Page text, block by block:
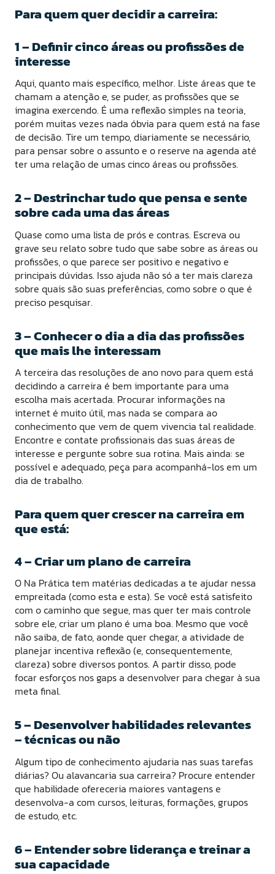
Para quem quer decidir a carreira:
1 – Definir cinco áreas ou profissões de
interesse
Aqui, quanto mais específico, melhor. Liste áreas que te
chamam a atenção e, se puder, as profissões que se
imagina exercendo. É uma reflexão simples na teoria,
porém muitas vezes nada óbvia para quem está na fase
de decisão. Tire um tempo, diariamente se necessário,
para pensar sobre o assunto e o reserve na agenda até
ter uma relação de umas cinco áreas ou profissões.
2 – Destrinchar tudo que pensa e sente
sobre cada uma das áreas
Quase como uma lista de prós e contras. Escreva ou
grave seu relato sobre tudo que sabe sobre as áreas ou
profissões, o que parece ser positivo e negativo e
principais dúvidas. Isso ajuda não só a ter mais clareza
sobre quais são suas preferências, como sobre o que é
preciso pesquisar.
3 – Conhecer o dia a dia das profissões
que mais lhe interessam
A terceira das resoluções de ano novo para quem está
decidindo a carreira é bem importante para uma
escolha mais acertada. Procurar informações na
internet é muito útil, mas nada se compara ao
conhecimento que vem de quem vivencia tal realidade.
Encontre e contate profissionais das suas áreas de
interesse e pergunte sobre sua rotina. Mais ainda: se
possível e adequado, peça para acompanhá-los em um
dia de trabalho.
Para quem quer crescer na carreira em
que está:
4 – Criar um plano de carreira
O Na Prática tem matérias dedicadas a te ajudar nessa
empreitada (como esta e esta). Se você está satisfeito
com o caminho que segue, mas quer ter mais controle
sobre ele, criar um plano é uma boa. Mesmo que você
não saiba, de fato, aonde quer chegar, a atividade de
planejar incentiva reflexão (e, consequentemente,
clareza) sobre diversos pontos. A partir disso, pode
focar esforços nos gaps a desenvolver para chegar à sua
meta final.
5 – Desenvolver habilidades relevantes
– técnicas ou não
Algum tipo de conhecimento ajudaria nas suas tarefas
diárias? Ou alavancaria sua carreira? Procure entender
que habilidade ofereceria maiores vantagens e
desenvolva-a com cursos, leituras, formações, grupos
de estudo, etc.
6 – Entender sobre liderança e treinar a
sua capacidade